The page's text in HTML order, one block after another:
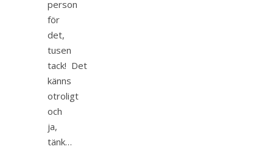
person
för
det,
tusen
tack! Det
känns
otroligt
och
ja,
tänk…